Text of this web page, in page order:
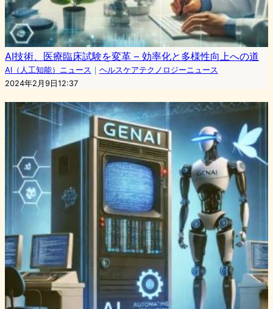
AI技術、医療臨床試験を変革 – 効率化と多様性向上への道
AI（人工知能）ニュース ｜ ヘルスケアテクノロジーニュース
2024年2月9日12:37